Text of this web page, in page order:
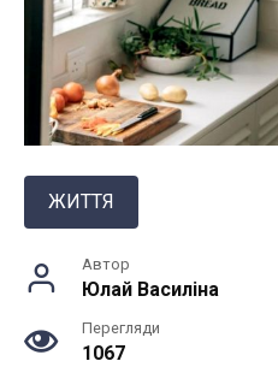
ЖИТТЯ
Автор
Юлай Василiна
Перегляди
1067